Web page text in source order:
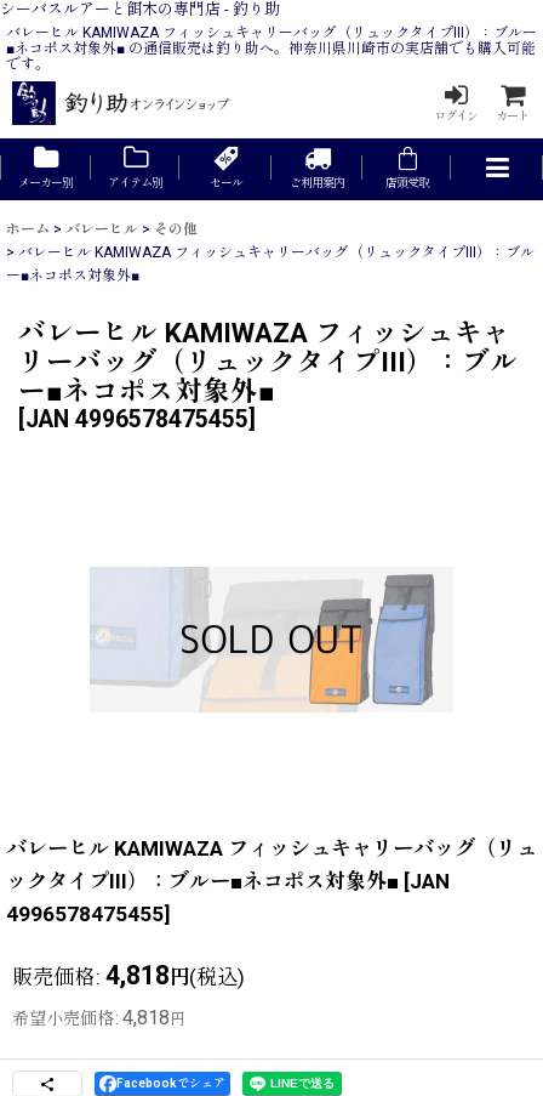
シーバスルアーと餌木の専門店 - 釣り助
バレーヒル KAMIWAZA フィッシュキャリーバッグ（リュックタイプIII）：ブルー
■ネコポス対象外■ の通信販売は釣り助へ。神奈川県川崎市の実店舗でも購入可能
です。
ログイン カート
メーカー別 アイテム別 セール ご利用案内 店頭受取
ホーム > バレーヒル > その他
> バレーヒル KAMIWAZA フィッシュキャリーバッグ（リュックタイプIII）：ブル
ー■ネコポス対象外■
バレーヒル KAMIWAZA フィッシュキャ
リーバッグ（リュックタイプIII）：ブル
ー■ネコポス対象外■
JAN 4996578475455
バレーヒル KAMIWAZA フィッシュキャリーバッグ（リュ
ックタイプIII）：ブルー■ネコポス対象外■ [JAN
4996578475455]
販売価格: 4,818円(税込)
希望小売価格: 4,818 円
Facebookでシェア